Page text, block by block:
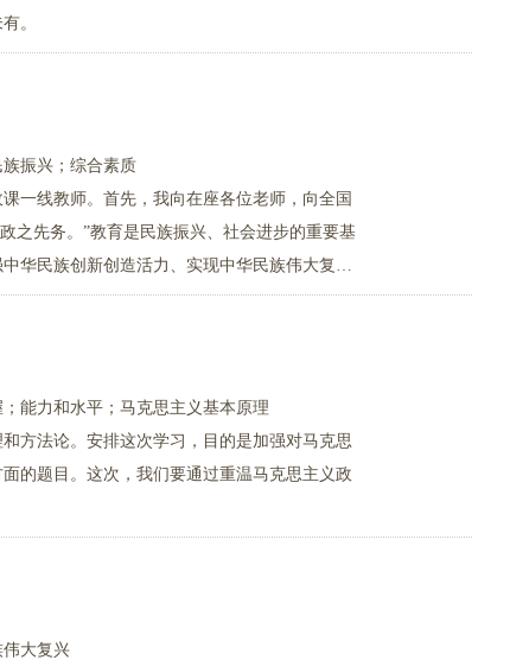
。
振兴；综合素质
一线教师。首先，我向在座各位老师，向全国
之先务。”教育是民族振兴、社会进步的重要基
华民族创新创造活力、实现中华民族伟大复兴
能力和水平；马克思主义基本原理
方法论。安排这次学习，目的是加强对马克思
的题目。这次，我们要通过重温马克思主义政
大复兴